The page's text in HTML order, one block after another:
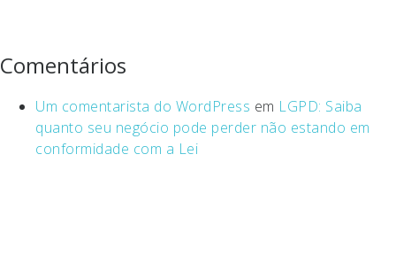
Comentários
Um comentarista do WordPress em LGPD: Saiba
quanto seu negócio pode perder não estando em
conformidade com a Lei